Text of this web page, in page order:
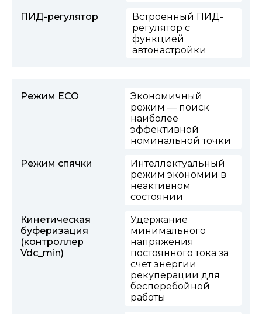
ПИД-регулятор
Встроенный ПИД-
регулятор с
функцией
автонастройки
Режим ECO
Экономичный
режим — поиск
наиболее
эффективной
номинальной точки
Режим спячки
Интеллектуальный
режим экономии в
неактивном
состоянии
Кинетическая
буферизация
(контроллер
Vdc_min)
Удержание
минимального
напряжения
постоянного тока за
счет энергии
рекуперации для
бесперебойной
работы